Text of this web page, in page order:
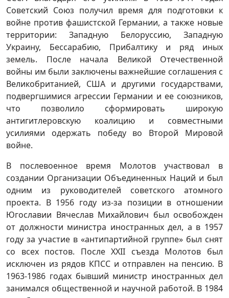
Советский Союз получил время для подготовки к
войне против фашистской Германии, а также новые
территории: Западную Белоруссию, Западную
Украину, Бессарабию, Прибалтику и ряд иных
земель. После начала Великой Отечественной
войны им были заключены важнейшие соглашения с
Великобританией, США и другими государствами,
подвергшимися агрессии Германии и ее союзников,
что позволило сформировать широкую
антигитлеровскую коалицию и совместными
усилиями одержать победу во Второй Мировой
войне.
В послевоенное время Молотов участвовал в
создании Организации Объединенных Наций и был
одним из руководителей советского атомного
проекта. В 1956 году из-за позиции в отношении
Югославии Вячеслав Михайлович был освобожден
от должности министра иностранных дел, а в 1957
году за участие в «антипартийной группе» был снят
со всех постов. После XXII съезда Молотов был
исключен из рядов КПСС и отправлен на пенсию. В
1963-1986 годах бывший министр иностранных дел
занимался общественной и научной работой. В 1984